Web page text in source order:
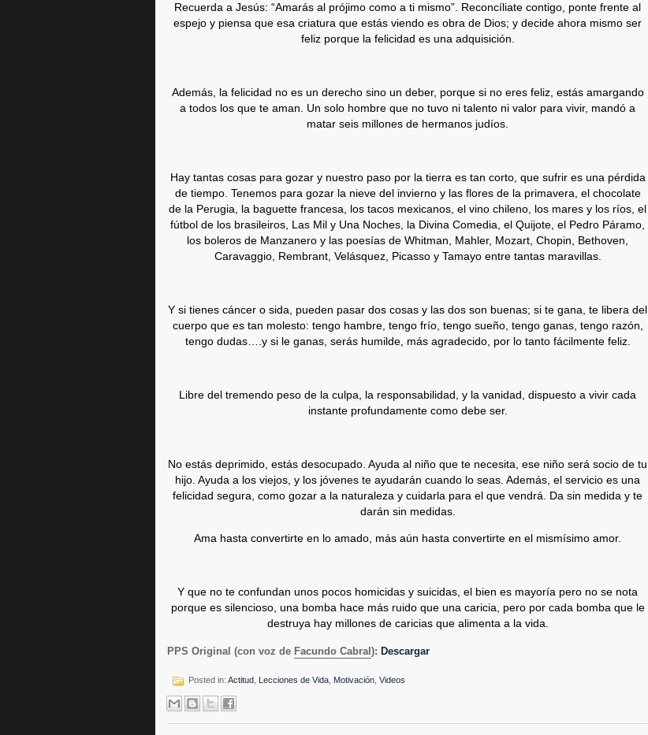
Recuerda a Jesús: “Amarás al prójimo como a ti mismo”. Reconcíliate contigo, ponte frente al
espejo y piensa que esa criatura que estás viendo es obra de Dios; y decide ahora mismo ser
feliz porque la felicidad es una adquisición.
Además, la felicidad no es un derecho sino un deber, porque si no eres feliz, estás amargando
a todos los que te aman. Un solo hombre que no tuvo ni talento ni valor para vivir, mandó a
matar seis millones de hermanos judíos.
Hay tantas cosas para gozar y nuestro paso por la tierra es tan corto, que sufrir es una pérdida
de tiempo. Tenemos para gozar la nieve del invierno y las flores de la primavera, el chocolate
de la Perugia, la baguette francesa, los tacos mexicanos, el vino chileno, los mares y los ríos, el
fútbol de los brasileiros, Las Mil y Una Noches, la Divina Comedia, el Quijote, el Pedro Páramo,
los boleros de Manzanero y las poesías de Whitman, Mahler, Mozart, Chopin, Bethoven,
Caravaggio, Rembrant, Velásquez, Picasso y Tamayo entre tantas maravillas.
Y si tienes cáncer o sida, pueden pasar dos cosas y las dos son buenas; si te gana, te libera del
cuerpo que es tan molesto: tengo hambre, tengo frío, tengo sueño, tengo ganas, tengo razón,
tengo dudas….y si le ganas, serás humilde, más agradecido, por lo tanto fácilmente feliz.
Libre del tremendo peso de la culpa, la responsabilidad, y la vanidad, dispuesto a vivir cada
instante profundamente como debe ser.
No estás deprimido, estás desocupado. Ayuda al niño que te necesita, ese niño será socio de tu
hijo. Ayuda a los viejos, y los jóvenes te ayudarán cuando lo seas. Además, el servicio es una
felicidad segura, como gozar a la naturaleza y cuidarla para el que vendrá. Da sin medida y te
darán sin medidas.
Ama hasta convertirte en lo amado, más aún hasta convertirte en el mismísimo amor.
Y que no te confundan unos pocos homicidas y suicidas, el bien es mayoría pero no se nota
porque es silencioso, una bomba hace más ruido que una caricia, pero por cada bomba que le
destruya hay millones de caricias que alimenta a la vida.
PPS Original (con voz de Facundo Cabral ): Descargar
Posted in: Actitud Lecciones de Vida Motivación Videos